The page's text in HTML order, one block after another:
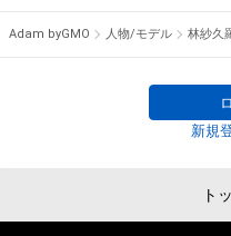
<IMAGE GIRL>
2018-2020 D'STATION フレ
2018-2019 raffinee Lady
Adam byGMO 人物/モデル 林紗久
新規
ト